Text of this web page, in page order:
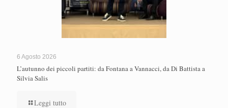
6 Agosto 2026
L’autunno dei piccoli partiti: da Fontana a Vannacci, da Di Battista a
Silvia Salis
Leggi tutto